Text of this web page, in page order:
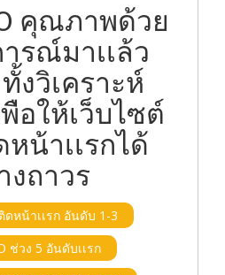
คุณภาพด้วย
รณ์มาเเล้ว
งวิเคราะห์
อให้เว็บไซต์
น้าเเรกได้
งถาวร
ดหน้าเเรก อันดับ 1-3
ช่วง 5 อันดับเเรก